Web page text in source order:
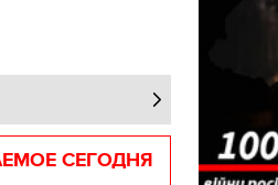
СЕГОДНЯ